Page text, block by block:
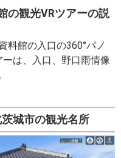
の観光VRツアーの説
料館の入口の360°パノ
は、入口、野口雨情像
城市の観光名所